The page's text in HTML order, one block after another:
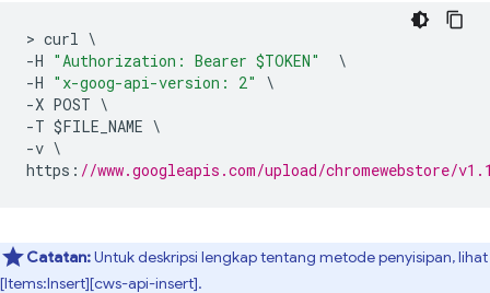
> curl \
-H "Authorization: Bearer $TOKEN"
\
-H "x-goog-api-version: 2"
\
-X POST \
-T $FILE_NAME \
-v \
https : //www.googleapis.com/upload/chromewebstore/
Catatan:Untuk deskripsi lengkap tentang metode penyisipan, lihat
[Items:Insert][cws-api-insert].